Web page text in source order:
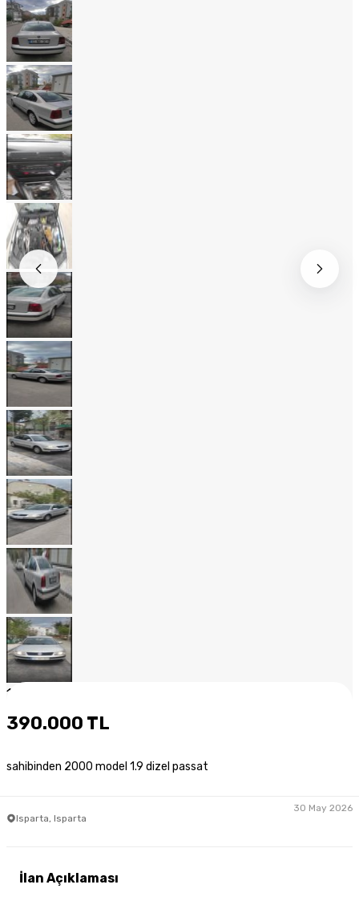
1
390.000 TL
sahibinden 2000 model 1.9 dizel passat
Isparta, Isparta
30 May 2026
İlan Açıklaması